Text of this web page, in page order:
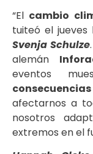
“El cambio
tuiteó el jueves
Svenja Schulze
alemán
eventos
afectarnos a
nosotros
extremos en el